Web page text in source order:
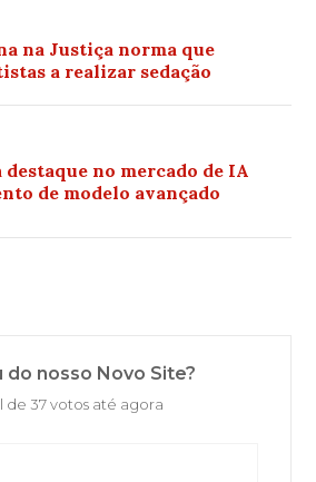
na Justiça norma que
a realizar sedação
destaque no mercado de IA
de modelo avançado
do nosso Novo Site?
de 37 votos até agora